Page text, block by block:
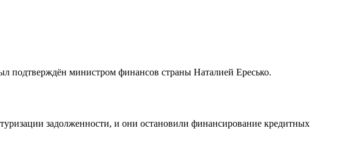
подтверждён министром финансов страны Наталией Ересько.
задолженности, и они остановили финансирование кредитных